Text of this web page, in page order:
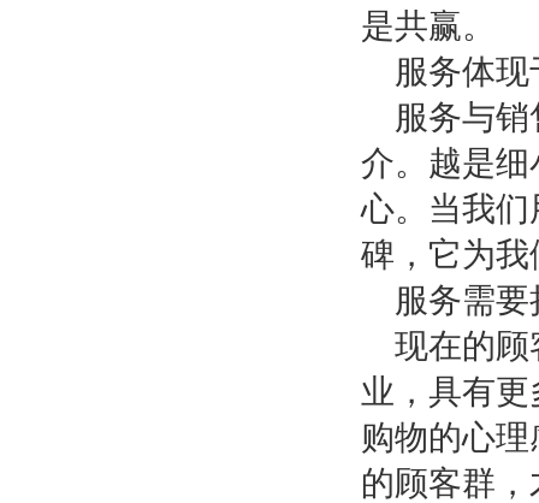
是共赢。
服务体
服务与
介。越是
心。当我
碑，它为
服务需
现在的顾
业，具有
购物的心
的顾客群